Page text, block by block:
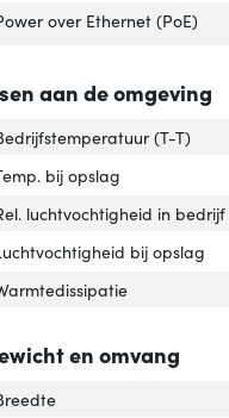
over Ethernet (PoE)
aan de omgeving
(T-T)
bij opslag
luchtvochtigheid in bedrijf
bij opslag
en omvang